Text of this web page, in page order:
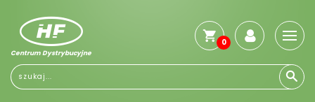
Centrum Dystrybucyjne
0